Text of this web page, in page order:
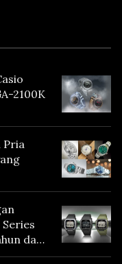
2100K
Pria
dan